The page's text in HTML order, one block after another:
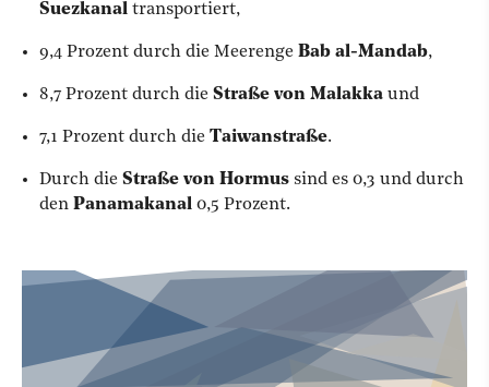
Suezkanal transportiert,
9,4 Prozent durch die Meerenge Bab al-Mandab,
8,7 Prozent durch die Straße von Malakka und
7,1 Prozent durch die Taiwanstraße.
Durch die Straße von Hormus sind es 0,3 und durch
den Panamakanal 0,5 Prozent.